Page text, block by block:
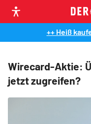
++ Heiß
Wirecard-Aktie:
jetzt zugreifen?